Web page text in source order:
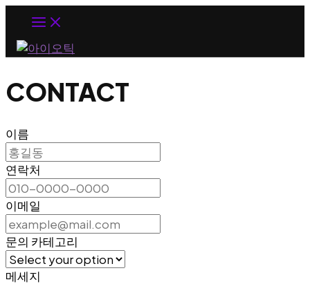
MAIN
MENU
CONTACT
이름
연락처
이메일
문의 카테고리
메세지